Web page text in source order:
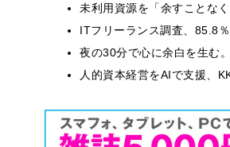
未利用資源を「余すことな
ITフリーランス調査、85.8
夜の30分で心に余白を生む
人的資本経営をAIで支援、